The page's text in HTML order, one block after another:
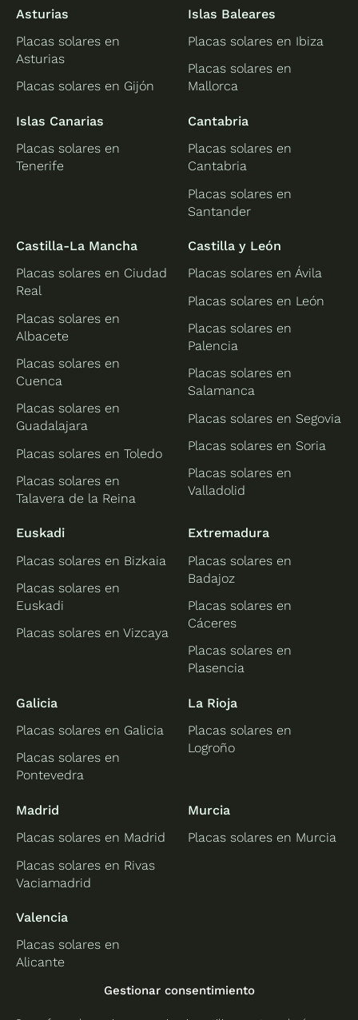
Gestionar consentimiento
Asturias
Placas solares en
Asturias
Placas solares en Gijón
Islas Baleares
Placas solares en Ibiza
Placas solares en
Mallorca
Islas Canarias
Placas solares en
Tenerife
Cantabria
Placas solares en
Cantabria
Placas solares en
Santander
Castilla-La Mancha
Placas solares en Ciudad
Real
Placas solares en
Albacete
Placas solares en
Cuenca
Placas solares en
Guadalajara
Placas solares en Toledo
Placas solares en
Talavera de la Reina
Castilla y León
Placas solares en Ávila
Placas solares en León
Placas solares en
Palencia
Placas solares en
Salamanca
Placas solares en Segovia
Placas solares en Soria
Placas solares en
Valladolid
Euskadi
Placas solares en Bizkaia
Placas solares en
Euskadi
Placas solares en Vizcaya
Extremadura
Placas solares en
Badajoz
Placas solares en
Cáceres
Placas solares en
Plasencia
Galicia
Placas solares en Galicia
Placas solares en
Pontevedra
La Rioja
Placas solares en
Logroño
Madrid
Placas solares en Madrid
Placas solares en Rivas
Vaciamadrid
Murcia
Placas solares en Murcia
Valencia
Placas solares en
Alicante
Placas solares en